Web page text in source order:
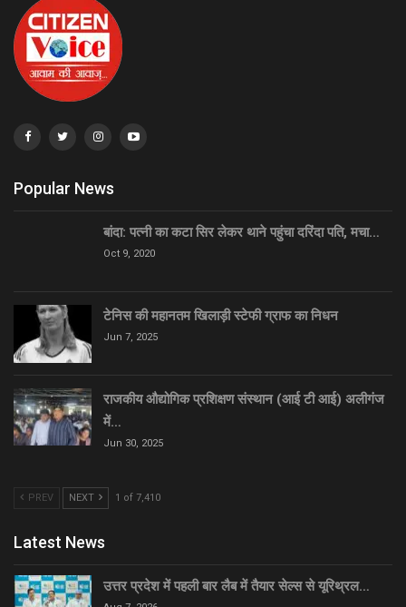
Popular News
बांदा: पत्नी का कटा सिर लेकर थाने पहुंचा दरिंदा पति, मचा…
Oct 9, 2020
टेनिस की महानतम खिलाड़ी स्टेफी ग्राफ का निधन
Jun 7, 2025
राजकीय औद्योगिक प्रशिक्षण संस्थान (आई टी आई) अलीगंज
में…
Jun 30, 2025
PREV NEXT 1 of 7,410
Latest News
उत्तर प्रदेश में पहली बार लैब में तैयार सेल्स से यूरिथ्रल…